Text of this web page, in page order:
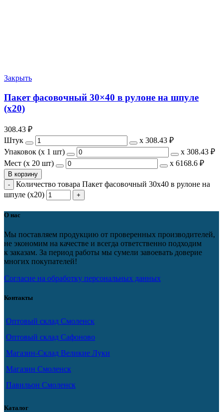
Закрыть
Пакет фасовочный 30×40 в рулоне на шпуле
(х20)
308.43 ₽
Штук
х 308.43 ₽
Упаковок (x 1 шт)
х 308.43 ₽
Мест (x 20 шт)
х 6168.6 ₽
В корзину
Количество товара Пакет фасовочный 30x40 в рулоне на
шпуле (х20)
О нас
Мы поставляем продукцию от проверенных производителей,
не экономим на качестве и всегда ответственно подходим
к заказам. За период работы мы сумели завоевать доверие
многих покупателей!
Согласие на обработку персональных данных
Контакты
Оптовый склад Смоленск
Оптовый склад Сафоново
Магазин-Склад Великие Луки
Магазин Смоленск
Павильон Смоленск
Каталог